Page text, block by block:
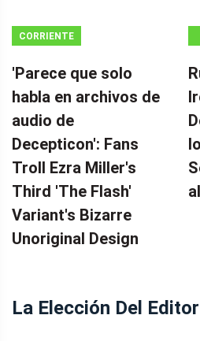
CORRIENTE
'Parece que solo
habla en archivos de
audio de
Decepticon': Fans
Troll Ezra Miller's
Third 'The Flash'
Variant's Bizarre
Unoriginal Design
La Elección Del Editor